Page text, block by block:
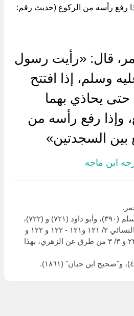
رفع رأسه من الركوع (حديث رقم:
قال: «رأيت رسول
وسلم، إذا افتتح
حتى يحاذي بهما
وإذا رفع رأسه من
بين السجدتين»
ابن ماجه
وأخرجه البخاري (٧٣٥)، ومسلم (٣٩٠)، وأبو داود (٧٢١) و (٧٢٢)،
والترمذي (٢٥٣) و (٢٥٤)، والنسائي ٢/ ١٢١ و١٢١ - ١٢٢ و ١٢٢ و
١٨٢ و ١٩٤ - ١٩٥ و ٢٠٦ و٢٣١ و ٣/ ٣ من طرق عن الزهري، بهذا